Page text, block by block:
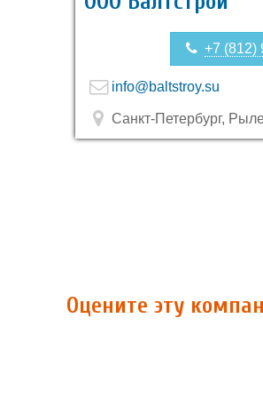
+7 (812)
info@baltstroy.su
Санкт-Петербург,
Оцените эту